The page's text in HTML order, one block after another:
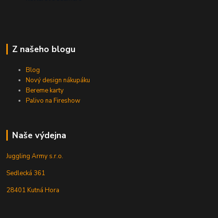
Z našeho blogu
Blog
Nový design nákupáku
Bereme karty
Palivo na Fireshow
Naše výdejna
Juggling Army s.r.o.
Sedlecká 361
28401 Kutná Hora